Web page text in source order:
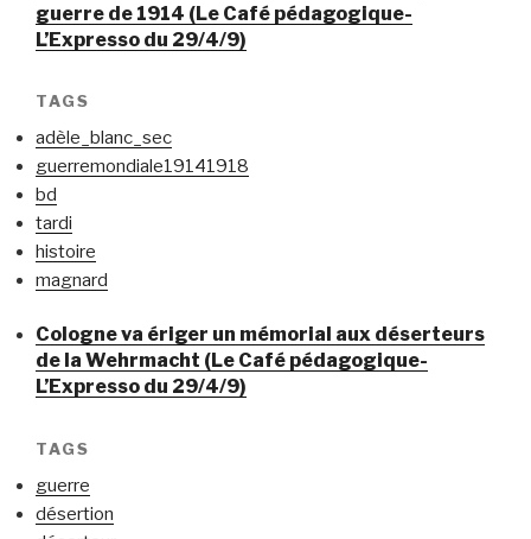
guerre de 1914 (Le Café pédagogique-
L’Expresso du 29/4/9)
TAGS
adèle_blanc_sec
guerremondiale19141918
bd
tardi
histoire
magnard
Cologne va ériger un mémorial aux déserteurs
de la Wehrmacht (Le Café pédagogique-
L’Expresso du 29/4/9)
TAGS
guerre
désertion